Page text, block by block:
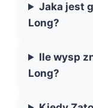
Jaka jest
Long?
Ile wysp
Long?